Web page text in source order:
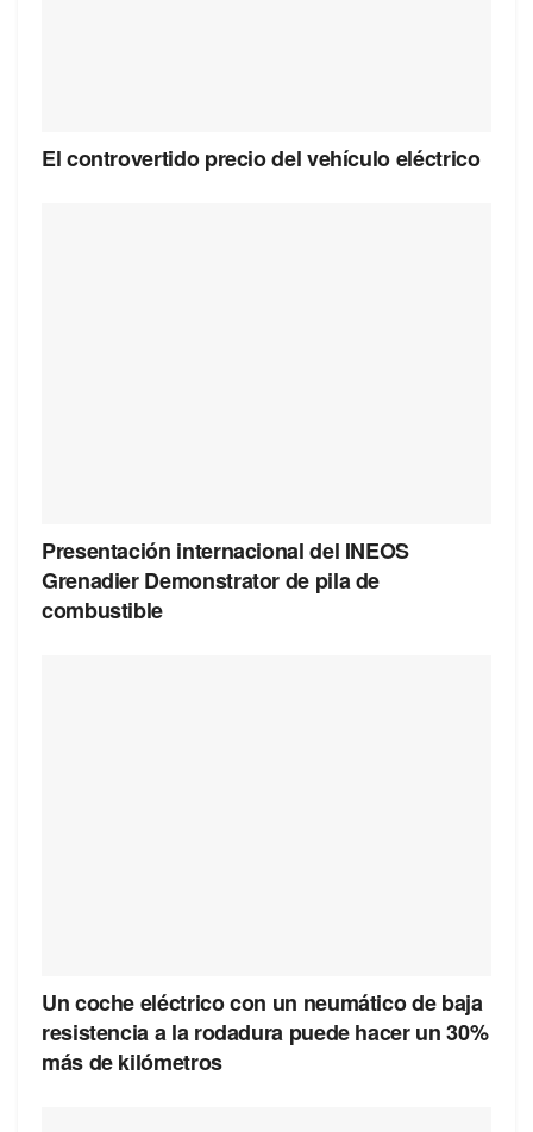
El controvertido precio del vehículo eléctrico
Presentación internacional del INEOS
Grenadier Demonstrator de pila de
combustible
Un coche eléctrico con un neumático de baja
resistencia a la rodadura puede hacer un 30%
más de kilómetros